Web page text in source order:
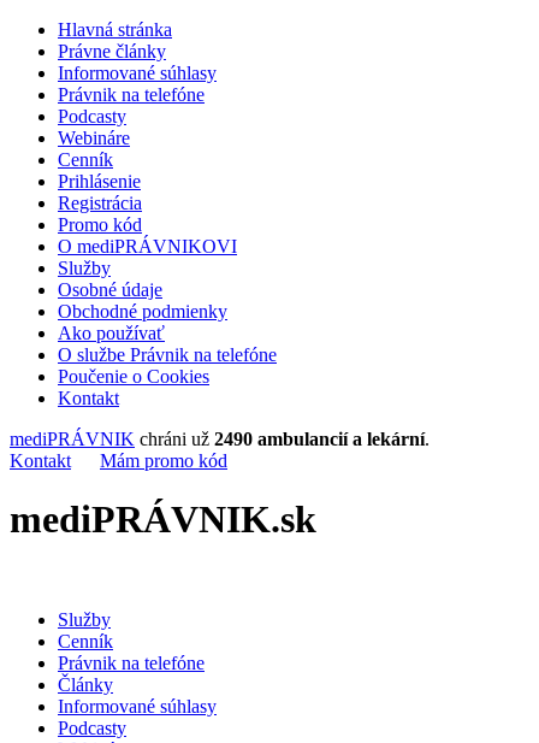
Hlavná stránka
Právne články
Informované súhlasy
Právnik na telefóne
Podcasty
Webináre
Cenník
Prihlásenie
Registrácia
Promo kód
O mediPRÁVNIKOVI
Služby
Osobné údaje
Obchodné podmienky
Ako používať
O službe Právnik na telefóne
Poučenie o Cookies
Kontakt
mediPRÁVNIK chráni už 2490 ambulancií a lekární.
Kontakt
Mám promo kód
mediPRÁVNIK.sk
Služby
Cenník
Právnik na telefóne
Články
Informované súhlasy
Podcasty